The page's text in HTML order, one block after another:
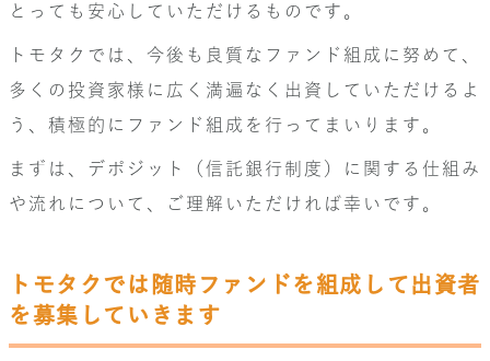
とっても安心していただけるものです。
トモタクでは、今後も良質なファンド組成に努めて、
多くの投資家様に広く満遍なく出資していただけるよ
う、積極的にファンド組成を行ってまいります。
まずは、デポジット（信託銀行制度）に関する仕組み
や流れについて、ご理解いただければ幸いです。
トモタクでは随時ファンドを組成して出資者
を募集していきます